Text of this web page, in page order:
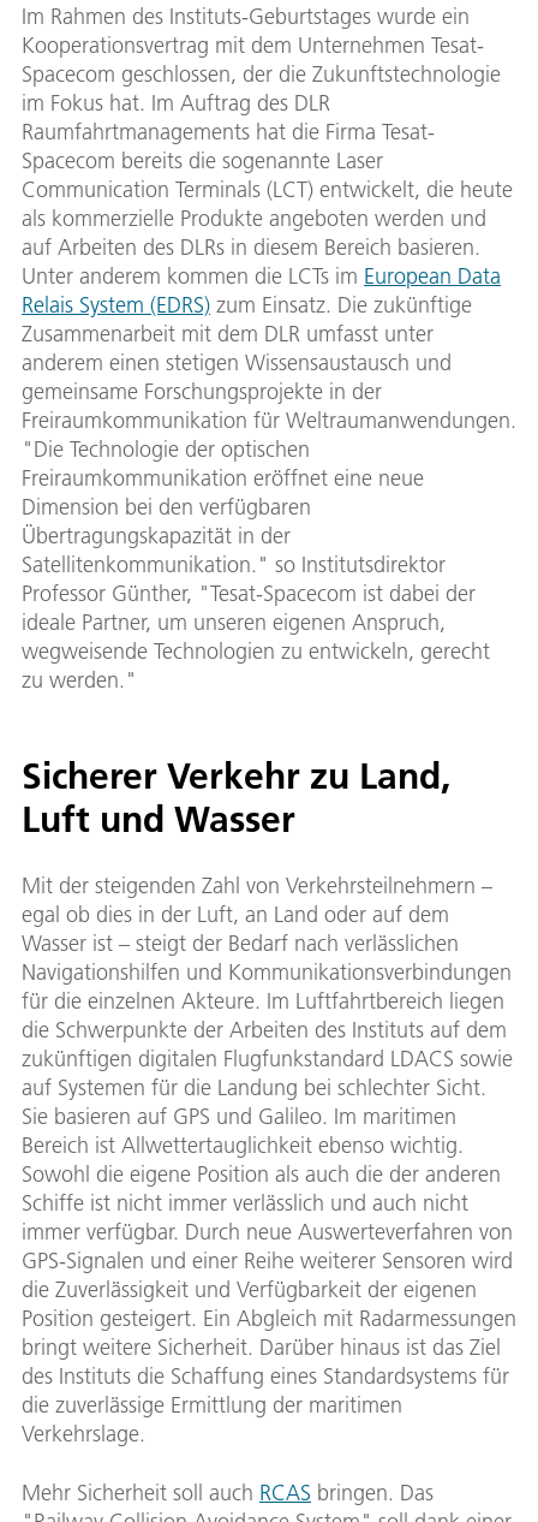
Im Rahmen des Instituts-Geburtstages wurde ein
Kooperationsvertrag mit dem Unternehmen Tesat-
Spacecom geschlossen, der die Zukunftstechnologie
im Fokus hat. Im Auftrag des DLR
Raumfahrtmanagements hat die Firma Tesat-
Spacecom bereits die sogenannte Laser
Communication Terminals (LCT) entwickelt, die heute
als kommerzielle Produkte angeboten werden und
auf Arbeiten des DLRs in diesem Bereich basieren.
Unter anderem kommen die LCTs im European Data
Relais System (EDRS) zum Einsatz. Die zukünftige
Zusammenarbeit mit dem DLR umfasst unter
anderem einen stetigen Wissensaustausch und
gemeinsame Forschungsprojekte in der
Freiraumkommunikation für Weltraumanwendungen.
"Die Technologie der optischen
Freiraumkommunikation eröffnet eine neue
Dimension bei den verfügbaren
Übertragungskapazität in der
Satellitenkommunikation." so Institutsdirektor
Professor Günther, "Tesat-Spacecom ist dabei der
ideale Partner, um unseren eigenen Anspruch,
wegweisende Technologien zu entwickeln, gerecht
zu werden."
Sicherer Verkehr zu Land,
Luft und Wasser
Mit der steigenden Zahl von Verkehrsteilnehmern –
egal ob dies in der Luft, an Land oder auf dem
Wasser ist – steigt der Bedarf nach verlässlichen
Navigationshilfen und Kommunikationsverbindungen
für die einzelnen Akteure. Im Luftfahrtbereich liegen
die Schwerpunkte der Arbeiten des Instituts auf dem
zukünftigen digitalen Flugfunkstandard LDACS sowie
auf Systemen für die Landung bei schlechter Sicht.
Sie basieren auf GPS und Galileo. Im maritimen
Bereich ist Allwettertauglichkeit ebenso wichtig.
Sowohl die eigene Position als auch die der anderen
Schiffe ist nicht immer verlässlich und auch nicht
immer verfügbar. Durch neue Auswerteverfahren von
GPS-Signalen und einer Reihe weiterer Sensoren wird
die Zuverlässigkeit und Verfügbarkeit der eigenen
Position gesteigert. Ein Abgleich mit Radarmessungen
bringt weitere Sicherheit. Darüber hinaus ist das Ziel
des Instituts die Schaffung eines Standardsystems für
die zuverlässige Ermittlung der maritimen
Verkehrslage.
Mehr Sicherheit soll auch RCAS bringen. Das